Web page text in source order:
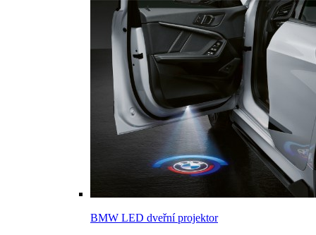
BMW LED dveřní projektor